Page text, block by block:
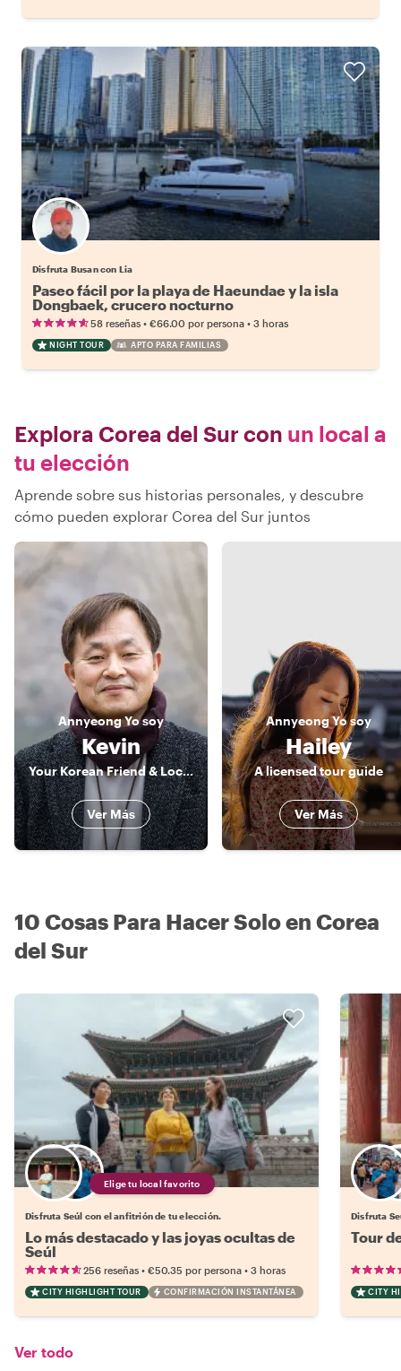
Disfruta Busan con Lia
Paseo fácil por la playa de Haeundae y la isla
Dongbaek, crucero nocturno
58 reseñas • €66.00 por persona • 3 horas
NIGHT TOUR APTO PARA FAMILIAS
Explora Corea del Sur con un local a
tu elección
Aprende sobre sus historias personales, y descubre
cómo pueden explorar Corea del Sur juntos
AnnyeongYo soy
Kevin
Your Korean Friend & Local Storyteller
Ver Más
AnnyeongYo soy
Hailey
A licensed tour guide
Ver Más
10 Cosas Para Hacer Solo en Corea
del Sur
Elige tu local favorito
Disfruta Seúl con el anfitrión de tu elección.
Lo más destacado y las joyas ocultas de
Seúl
256 reseñas • €50.35 por persona • 3 horas
CITY HIGHLIGHT TOUR CONFIRMACIÓN INSTANTÁNEA
Disfruta
Tour
CITY
Ver todo